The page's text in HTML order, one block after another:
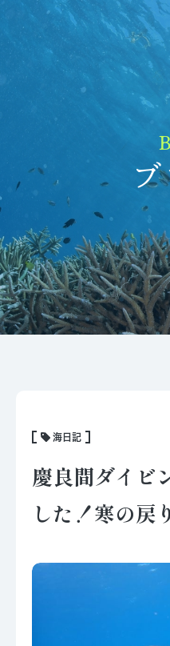
海日記
慶良間ダイビ
した！寒の戻